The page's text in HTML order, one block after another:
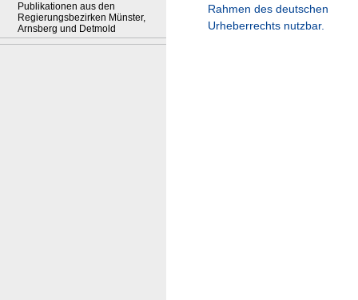
Publikationen aus den
Regierungsbezirken Münster,
Arnsberg und Detmold
Rahmen des deutschen
Urheberrechts nutzbar.